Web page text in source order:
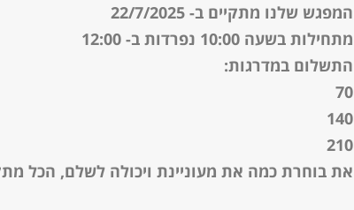
המפגש שלנו מתקיים ב- 22/7/2025
מתחילות בשעה 10:00 נפרדות ב- 12:00
התשלום במדרגות:
70
140
210
את בוחרת כמה את מעוניינת ויכולה לשלם, הכל